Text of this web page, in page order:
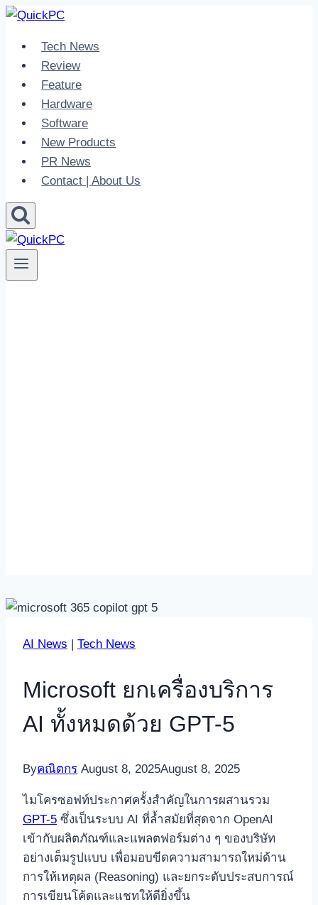
Skip
contentTech News
Review
Feature
Hardware
Software
New Products
PR News
Contact | About Us
AI News | Tech News
Microsoft ยกเครื่องบริการ
AI ทั้งหมดด้วย GPT-5
Byคณิตกร August 8, 2025August 8, 2025
ไมโครซอฟท์ประกาศครั้งสำคัญในการผสานรวม
GPT-5 ซึ่งเป็นระบบ AI ที่ล้ำสมัยที่สุดจาก OpenAI
เข้ากับผลิตภัณฑ์และแพลตฟอร์มต่าง ๆ ของบริษัท
อย่างเต็มรูปแบบ เพื่อมอบขีดความสามารถใหม่ด้าน
การให้เหตุผล (Reasoning) และยกระดับประสบการณ์
การเขียนโค้ดและแชทให้ดียิ่งขึ้น